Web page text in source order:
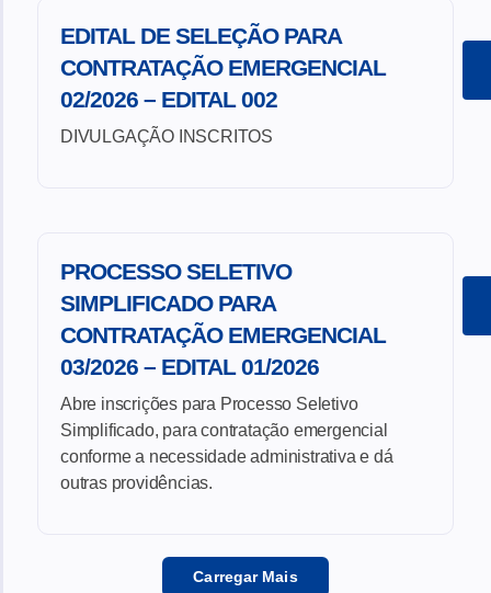
EDITAL DE SELEÇÃO PARA
CONTRATAÇÃO EMERGENCIAL
02/2026 – EDITAL 002
DIVULGAÇÃO INSCRITOS
PROCESSO SELETIVO
SIMPLIFICADO PARA
CONTRATAÇÃO EMERGENCIAL
03/2026 – EDITAL 01/2026
Abre inscrições para Processo Seletivo
Simplificado, para contratação emergencial
conforme a necessidade administrativa e dá
outras providências.
Carregar Mais